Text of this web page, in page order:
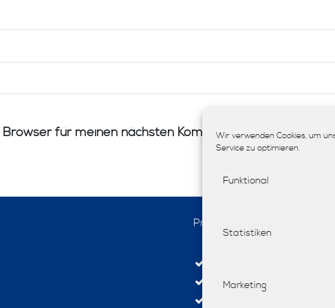
Wir verwenden Cookies, um
Service zu optimieren.
Funktional
Statistiken
Marketing
für meinen nächsten Kommentar speichern.
Produkte
Stoffe